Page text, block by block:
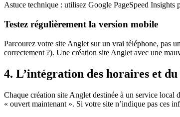
Astuce technique : utilisez Google PageSpeed Insights
Testez régulièrement la version mobile
Parcourez votre site Anglet sur un vrai téléphone, pas
correctement ?). Une création site Anglet avec une
4. L’intégration des horaires et
Chaque création site Anglet destinée à un service local
« ouvert maintenant ». Si votre site n’indique pas ces